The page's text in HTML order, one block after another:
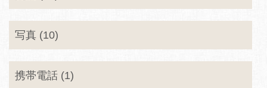
写真 (10)
携帯電話 (1)